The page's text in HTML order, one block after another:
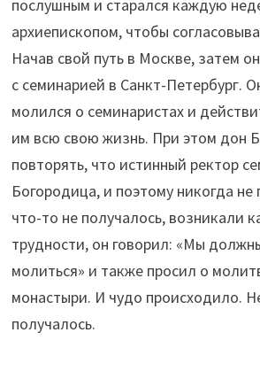
послушным и старался каждую
архиепископом, чтобы
Начав свой путь в Москве, затем
с семинарией в Санкт-Петербург.
молился о семинаристах и
им всю свою жизнь. При этом дон
повторять, что истинный ректор
Богородица, и поэтому никогда не
что-то не получалось, возникали
трудности, он говорил: «Мы
молиться» и также просил о
монастыри. И чудо происходило.
получалось.